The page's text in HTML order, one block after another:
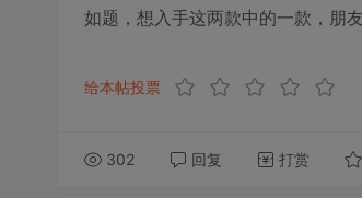
如题，想入手这两款中的一款，朋
给本帖投票
302 回复 打赏